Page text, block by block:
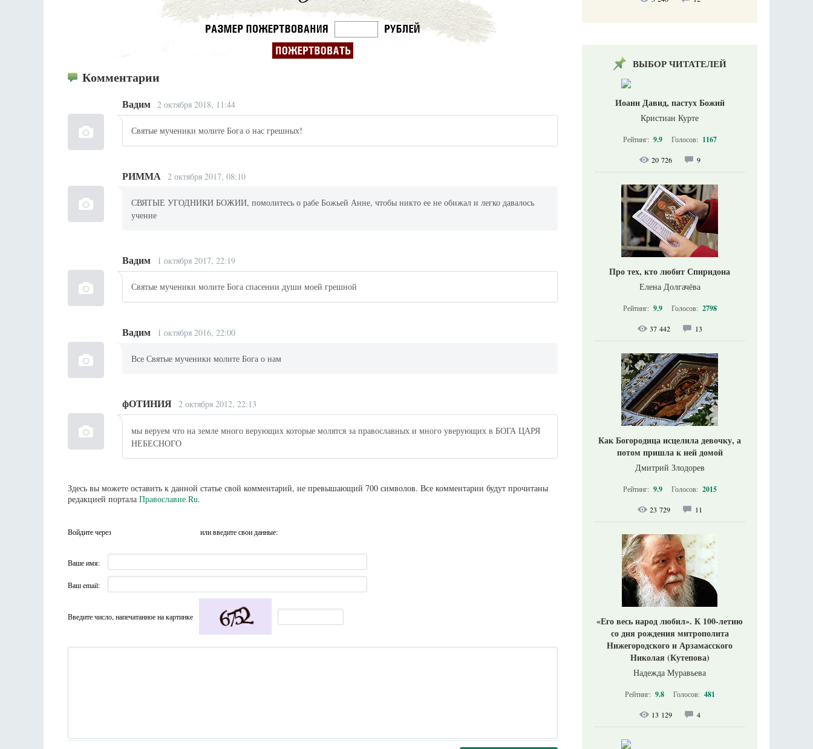
Комментарии
Вадим 2 октября 2018, 11:44
Святые мученики молите Бога о нас грешных!
РИММА 2 октября 2017, 08:10
СВЯТЫЕ УГОДНИКИ БОЖИИ, помолитесь о рабе Божьей Анне, чтобы никто ее не обижал и легко давалось
учение
Вадим 1 октября 2017, 22:19
Святые мученики молите Бога спасении души моей грешной
Вадим 1 октября 2016, 22:00
Все Святые мученики молите Бога о нам
фОТИНИЯ 2 октября 2012, 22:13
мы веруем что на земле много верующих которые молятся за православных и много уверующих в БОГА ЦАРЯ
НЕБЕСНОГО
Здесь вы можете оставить к данной статье свой комментарий, не превышающий 700 символов. Все комментарии будут прочитаны
редакцией портала Православие.Ru.
Войдите через или введите свои данные:
Ваше имя:
Ваш email:
Введите число, напечатанное на картинке
ВЫБОР ЧИТАТЕЛЕЙ
Иоанн Давид, пастух Божий
Кристиан Курте
Рейтинг: 9.9 Голосов: 1167
20 726 9
Про тех, кто любит Спиридона
Елена Долгачёва
Рейтинг: 9.9 Голосов: 2798
37 442 13
Как Богородица исцелила девочку, а
потом пришла к ней домой
Дмитрий Злодорев
Рейтинг: 9.9 Голосов: 2015
23 729 11
«Его весь народ любил». К 100-летию
со дня рождения митрополита
Нижегородского и Арзамасского
Николая (Кутепова)
Надежда Муравьева
Рейтинг: 9.8 Голосов: 481
13 129 4